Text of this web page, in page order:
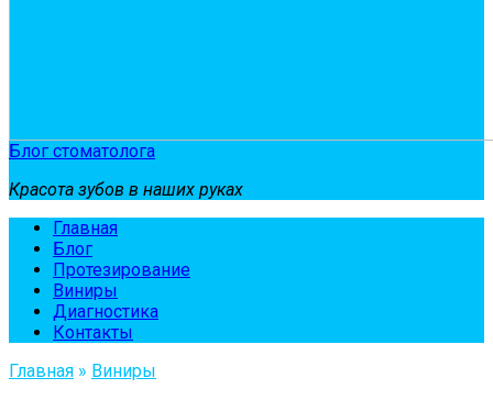
Блог стоматолога
Красота зубов в наших руках
Главная
Блог
Протезирование
Виниры
Диагностика
Контакты
Главная » Виниры